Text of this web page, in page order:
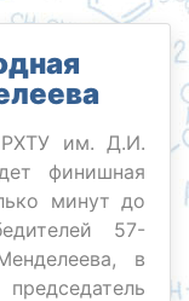
им. Д.И.
финишная
минут до
57-
в